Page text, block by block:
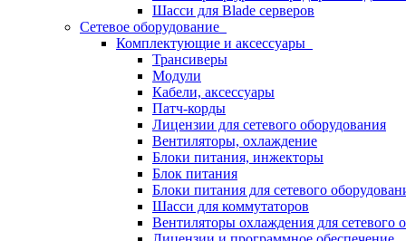
Шасси для Blade серверов
Сетевое оборудование
Комплектующие и аксессуары
Трансиверы
Модули
Кабели, аксессуары
Патч-корды
Лицензии для сетевого оборудования
Вентиляторы, охлаждение
Блоки питания, инжекторы
Блок питания
Блоки питания для сетевого
Шасси для коммутаторов
Вентиляторы охлаждения для сетевого